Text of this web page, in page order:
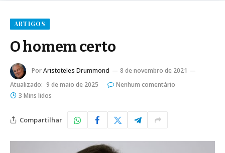
ARTIGOS
O homem certo
PorAristoteles Drummond
8 de novembro de 2021
Atualizado: 9 de maio de 2025
Nenhum comentário
3 Mins lidos
Compartilhar